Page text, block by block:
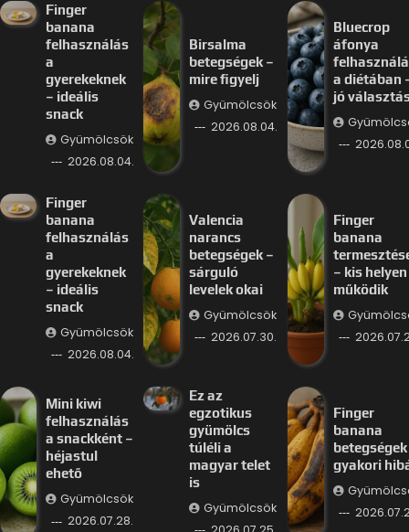
Finger
banana
felhasználás
a
gyerekeknek
– ideális
snack
Gyümölcsök
2026.08.04.
Birsalma
betegségek –
mire figyelj
Gyümölcsök
2026.08.04.
Bluecrop
áfonya
a diétában
jó
Finger
banana
felhasználás
a
gyerekeknek
– ideális
snack
Gyümölcsök
2026.08.04.
Valencia
narancs
betegségek –
sárguló
levelek okai
Gyümölcsök
2026.07.30.
Finger
banana
– kis
működik
Mini kiwi
felhasználás
a snackként –
héjastul
ehető
Gyümölcsök
2026.07.28.
Ez az
egzotikus
gyümölcs
túléli a
magyar telet
is
Gyümölcsök
Finger
banana
betegségek
gyakori